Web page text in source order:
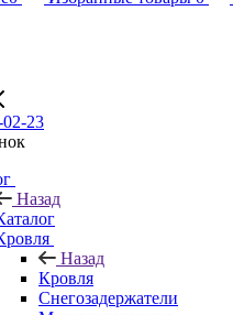
23
Назад
Назад
Кровля
Снегозадержатели